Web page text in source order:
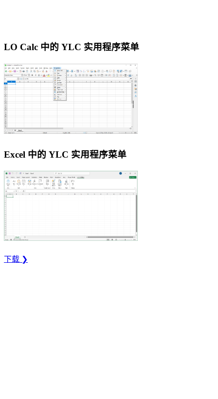
LO Calc 中的 YLC 实用程序菜单
Excel 中的 YLC 实用程序菜单
下载 ❯